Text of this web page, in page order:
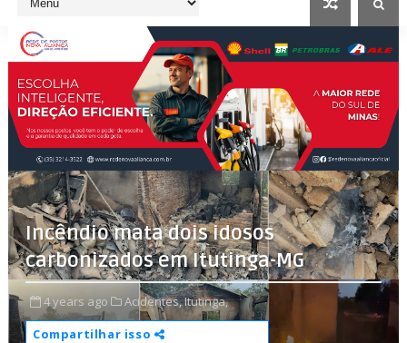
Incêndio mata dois idosos
carbonizados em Itutinga-MG
4 years ago Acidentes,Itutinga,
Compartilhar isso